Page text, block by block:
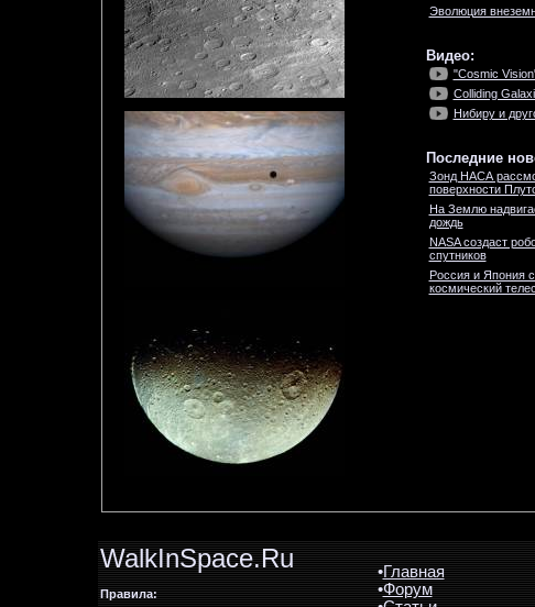
Эволюция
Видео:
"Cosmic
Colliding
Нибиру и
Последние
Зонд НАСА
поверхности
На Землю
дождь
NASA создаст
спутников
Россия и Япония
космический
WalkInSpace.Ru
Правила:
•Главная
•Форум